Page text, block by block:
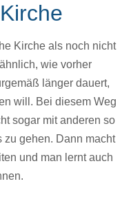
Kirche als noch nicht
wie vorher
länger dauert,
will. Bei diesem Weg
sogar mit anderen so
gehen. Dann macht
und man lernt auch